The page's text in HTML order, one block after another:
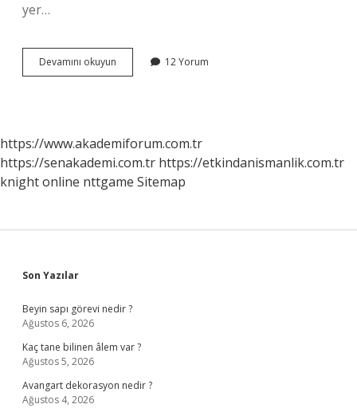
yer…
Devamını okuyun Metinsellik
Özellikleri
12 Yorum
https://www.akademiforum.com.tr
https://senakademi.com.tr https://etkindanismanlik.com.tr
knight online nttgame Sitemap
Sidebar
Son Yazılar
Beyin sapı görevi nedir ?
Ağustos 6, 2026
Kaç tane bilinen âlem var ?
Ağustos 5, 2026
Avangart dekorasyon nedir ?
Ağustos 4, 2026